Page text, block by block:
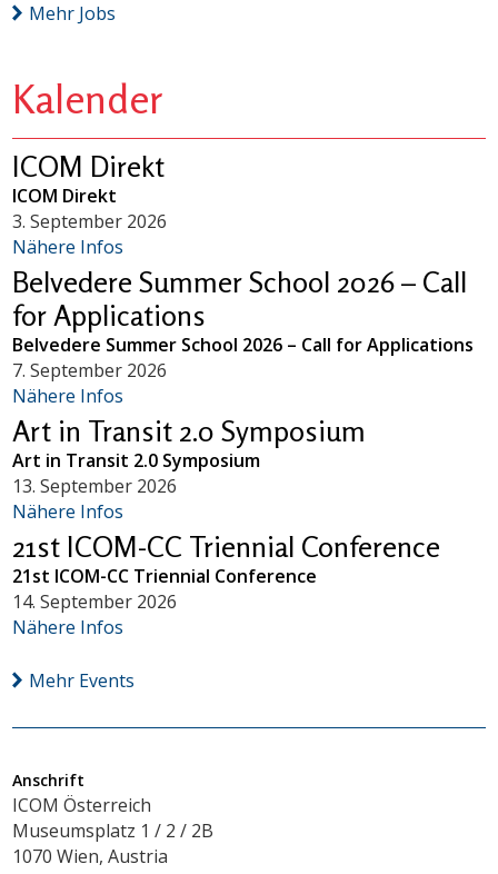
Mehr Jobs
Kalender
ICOM Direkt
ICOM Direkt
3. September 2026
Nähere Infos
Belvedere Summer School 2026 – Call
for Applications
Belvedere Summer School 2026 – Call for Applications
7. September 2026
Nähere Infos
Art in Transit 2.0 Symposium
Art in Transit 2.0 Symposium
13. September 2026
Nähere Infos
21st ICOM-CC Triennial Conference
21st ICOM-CC Triennial Conference
14. September 2026
Nähere Infos
Mehr Events
Anschrift
ICOM Österreich
Museumsplatz 1 / 2 / 2B
1070 Wien, Austria